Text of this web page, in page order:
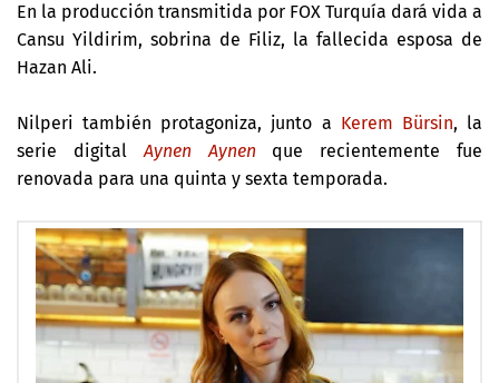
En la producción transmitida por FOX Turquía dará vida a
Cansu Yildirim, sobrina de Filiz, la fallecida esposa de
Hazan Ali.
Nilperi también protagoniza, junto a Kerem Bürsin, la
serie digitalAynen Aynenque recientemente fue
renovada para una quinta y sexta temporada.